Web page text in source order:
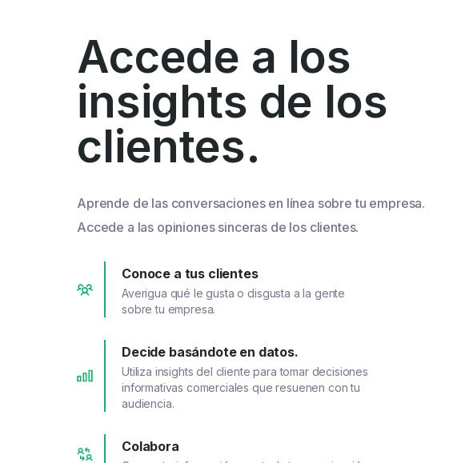
Accede a los
insights de los
clientes.
Aprende de las conversaciones en línea sobre tu empresa.
Accede a las opiniones sinceras de los clientes.
Conoce a tus clientes
Averigua qué le gusta o disgusta a la gente
sobre tu empresa.
Decide basándote en datos.
Utiliza insights del cliente para tomar decisiones
informativas comerciales que resuenen con tu
audiencia.
Colabora